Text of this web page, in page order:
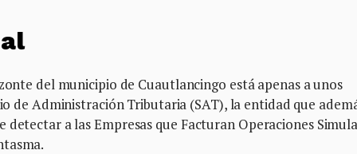
del municipio de Cuautlancingo está apenas a unos
de Administración Tributaria (SAT), la entidad que
a las Empresas que Facturan Operaciones